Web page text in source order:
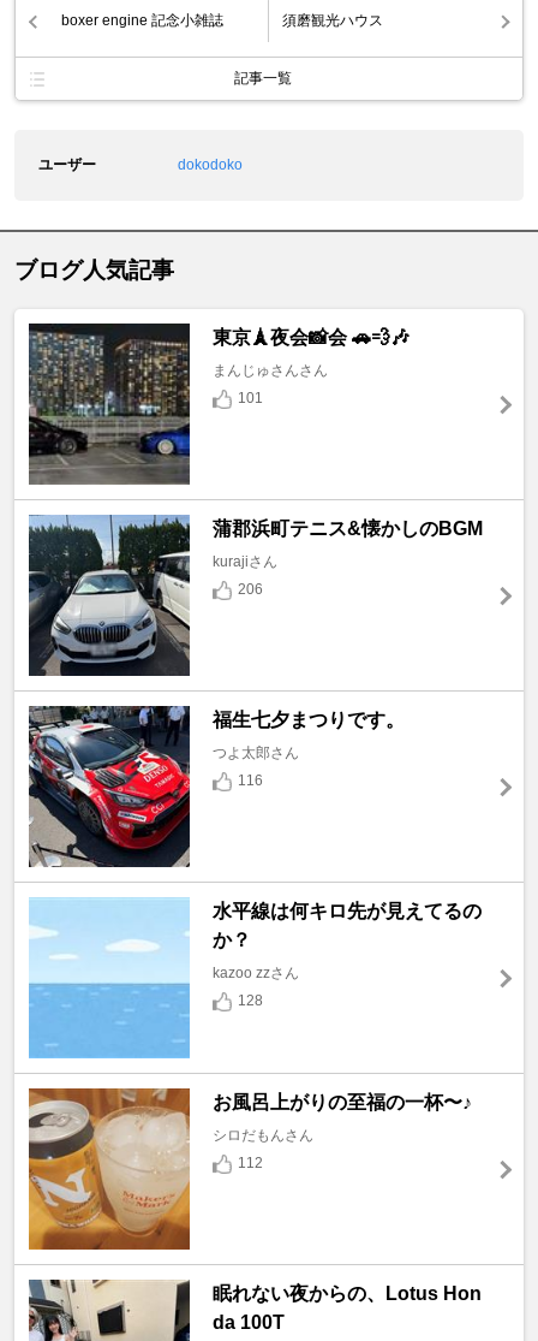
boxer engine 記念小雑誌 須磨観光ハウス
記事一覧
ユーザー dokodoko
ブログ人気記事
東京🗼夜会📸会 🚗💨🎶
まんじゅさんさん
101
蒲郡浜町テニス&懐かしのBGM
kurajiさん
206
福生七夕まつりです。
つよ太郎さん
116
水平線は何キロ先が見えてるの
か？
kazoo zzさん
128
お風呂上がりの至福の一杯〜♪
シロだもんさん
112
眠れない夜からの、Lotus Hon
da 100T